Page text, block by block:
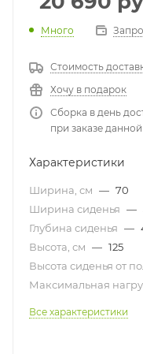
Много
Стоимость
Хочу в подарок
Сборка в день
при заказе
Характеристики
Ширина, см — 70
Ширина сиденья —
Глубина сиденья —
Высота, см — 125
Высота сиденья от
Максимальная
Все характеристики